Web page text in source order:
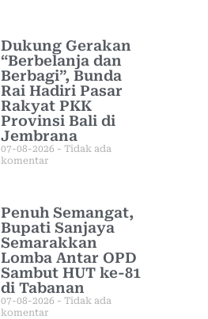
Dukung Gerakan
“Berbelanja dan
Berbagi”, Bunda
Rai Hadiri Pasar
Rakyat PKK
Provinsi Bali di
Jembrana
07-08-2026
Tidak ada
komentar
Penuh Semangat,
Bupati Sanjaya
Semarakkan
Lomba Antar OPD
Sambut HUT ke-81
di Tabanan
07-08-2026
Tidak ada
komentar